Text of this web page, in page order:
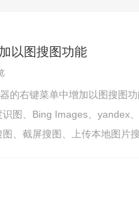
INVALID”的报错
即可使用。
以图搜图功能
的右键菜单中增加以图搜图
图、Bing Images、yandex
、截屏搜图、上传本地图片搜